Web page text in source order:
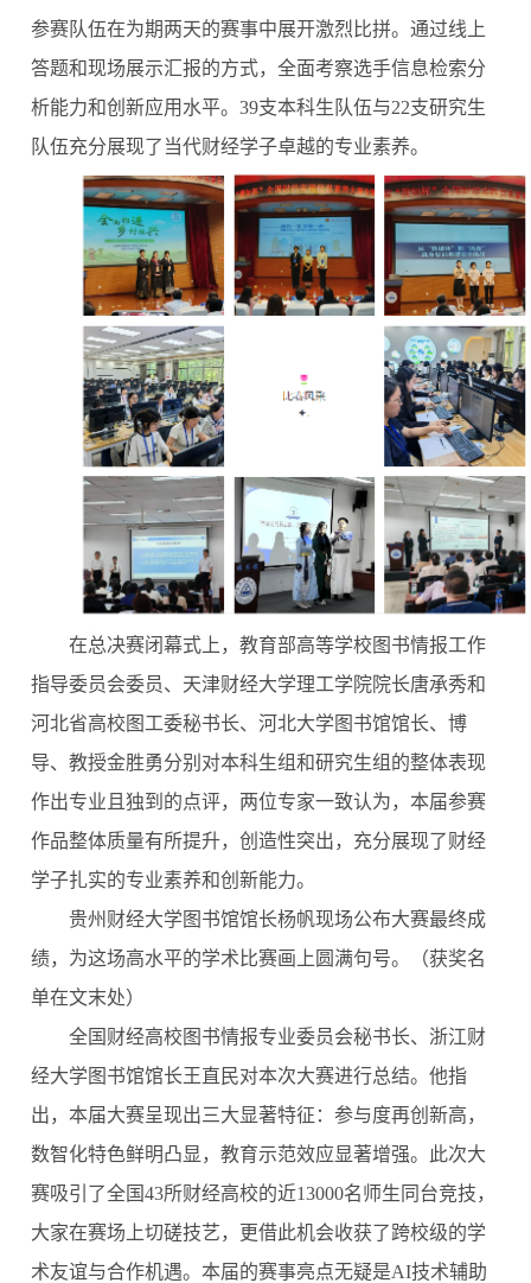
参赛队伍在为期两天的赛事中展开激烈比拼。通过线上
答题和现场展示汇报的方式，全面考察选手信息检索分
析能力和创新应用水平。39支本科生队伍与22支研究生
队伍充分展现了当代财经学子卓越的专业素养。
在总决赛闭幕式上，教育部高等学校图书情报工作
指导委员会委员、天津财经大学理工学院院长唐承秀和
河北省高校图工委秘书长、河北大学图书馆馆长、博
导、教授金胜勇分别对本科生组和研究生组的整体表现
作出专业且独到的点评，两位专家一致认为，本届参赛
作品整体质量有所提升，创造性突出，充分展现了财经
学子扎实的专业素养和创新能力。
贵州财经大学图书馆馆长杨帆现场公布大赛最终成
绩，为这场高水平的学术比赛画上圆满句号。（获奖名
单在文末处）
全国财经高校图书情报专业委员会秘书长、浙江财
经大学图书馆馆长王直民对本次大赛进行总结。他指
出，本届大赛呈现出三大显著特征：参与度再创新高，
数智化特色鲜明凸显，教育示范效应显著增强。此次大
赛吸引了全国43所财经高校的近13000名师生同台竞技，
大家在赛场上切磋技艺，更借此机会收获了跨校级的学
术友谊与合作机遇。本届的赛事亮点无疑是AI技术辅助